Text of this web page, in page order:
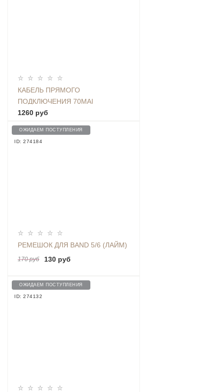
КАБЕЛЬ ПРЯМОГО
ПОДКЛЮЧЕНИЯ 70MAI
HARDWARE KIT, ЧЕРНЫЙ -
MIDRIVE UP02
1260 руб
ОЖИДАЕМ ПОСТУПЛЕНИЯ
ID: 274184
РЕМЕШОК ДЛЯ BAND 5/6 (ЛАЙМ)
170 руб 130 руб
ОЖИДАЕМ ПОСТУПЛЕНИЯ
ID: 274132